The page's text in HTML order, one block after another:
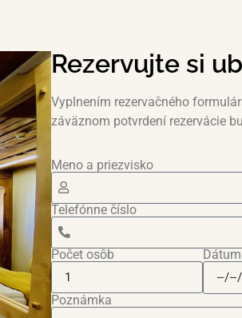
Rezervujte si
Vyplnením rezervačného
záväznom potvrdení rezervácie
Meno a priezvisko
Telefónne číslo
Počet osôb
Poznámka